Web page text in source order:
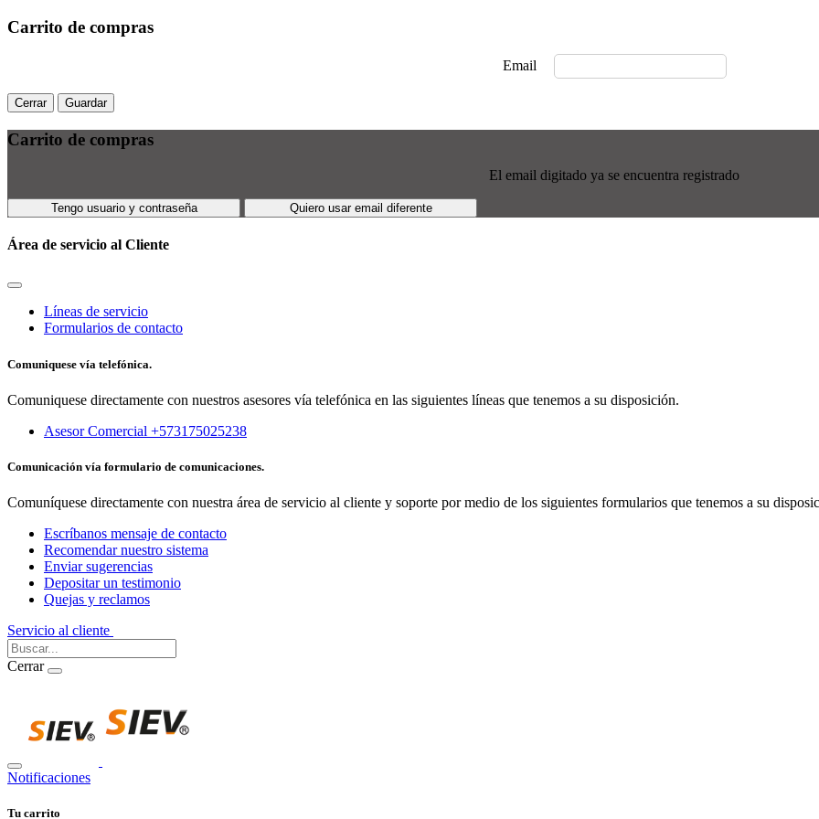
Carrito de compras
Email
Cerrar Guardar
Carrito de compras
El email digitado ya se encuentra registrado
Tengo usuario y contraseña Quiero usar email diferente
Área de servicio al Cliente
Líneas de servicio
Formularios de contacto
Comuniquese vía telefónica.
Comuniquese directamente con nuestros asesores vía telefónica en las siguientes líneas que tenemos a su disposición.
Asesor Comercial +573175025238
Comunicación vía formulario de comunicaciones.
Comuníquese directamente con nuestra área de servicio al cliente y soporte por medio de los siguientes formularios que tenemos a su
Escríbanos mensaje de contacto
Recomendar nuestro sistema
Enviar sugerencias
Depositar un testimonio
Quejas y reclamos
Servicio al cliente
Cerrar
Notificaciones
Tu carrito